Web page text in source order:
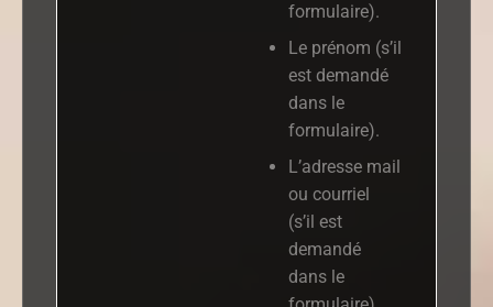
formulaire).
Le prénom (s’il
est demandé
dans le
formulaire).
L’adresse mail
ou courriel
(s’il est
demandé
dans le